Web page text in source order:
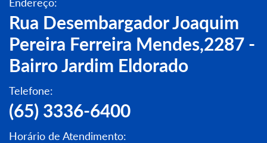
Rua Desembargador Joaquim
Pereira Ferreira Mendes,2287 -
Bairro Jardim Eldorado
Telefone:
(65) 3336-6400
Horário de Atendimento: